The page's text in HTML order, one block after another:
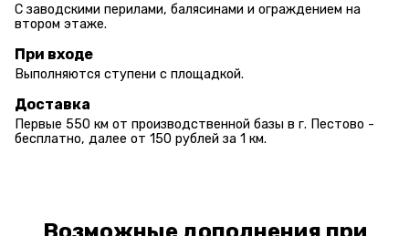
С заводскими перилами, балясинами и ограждением на
втором этаже.
При входе
Выполняются ступени с площадкой.
Доставка
Первые 550 км от производственной базы в г. Пестово -
бесплатно, далее от 150 рублей за 1 км.